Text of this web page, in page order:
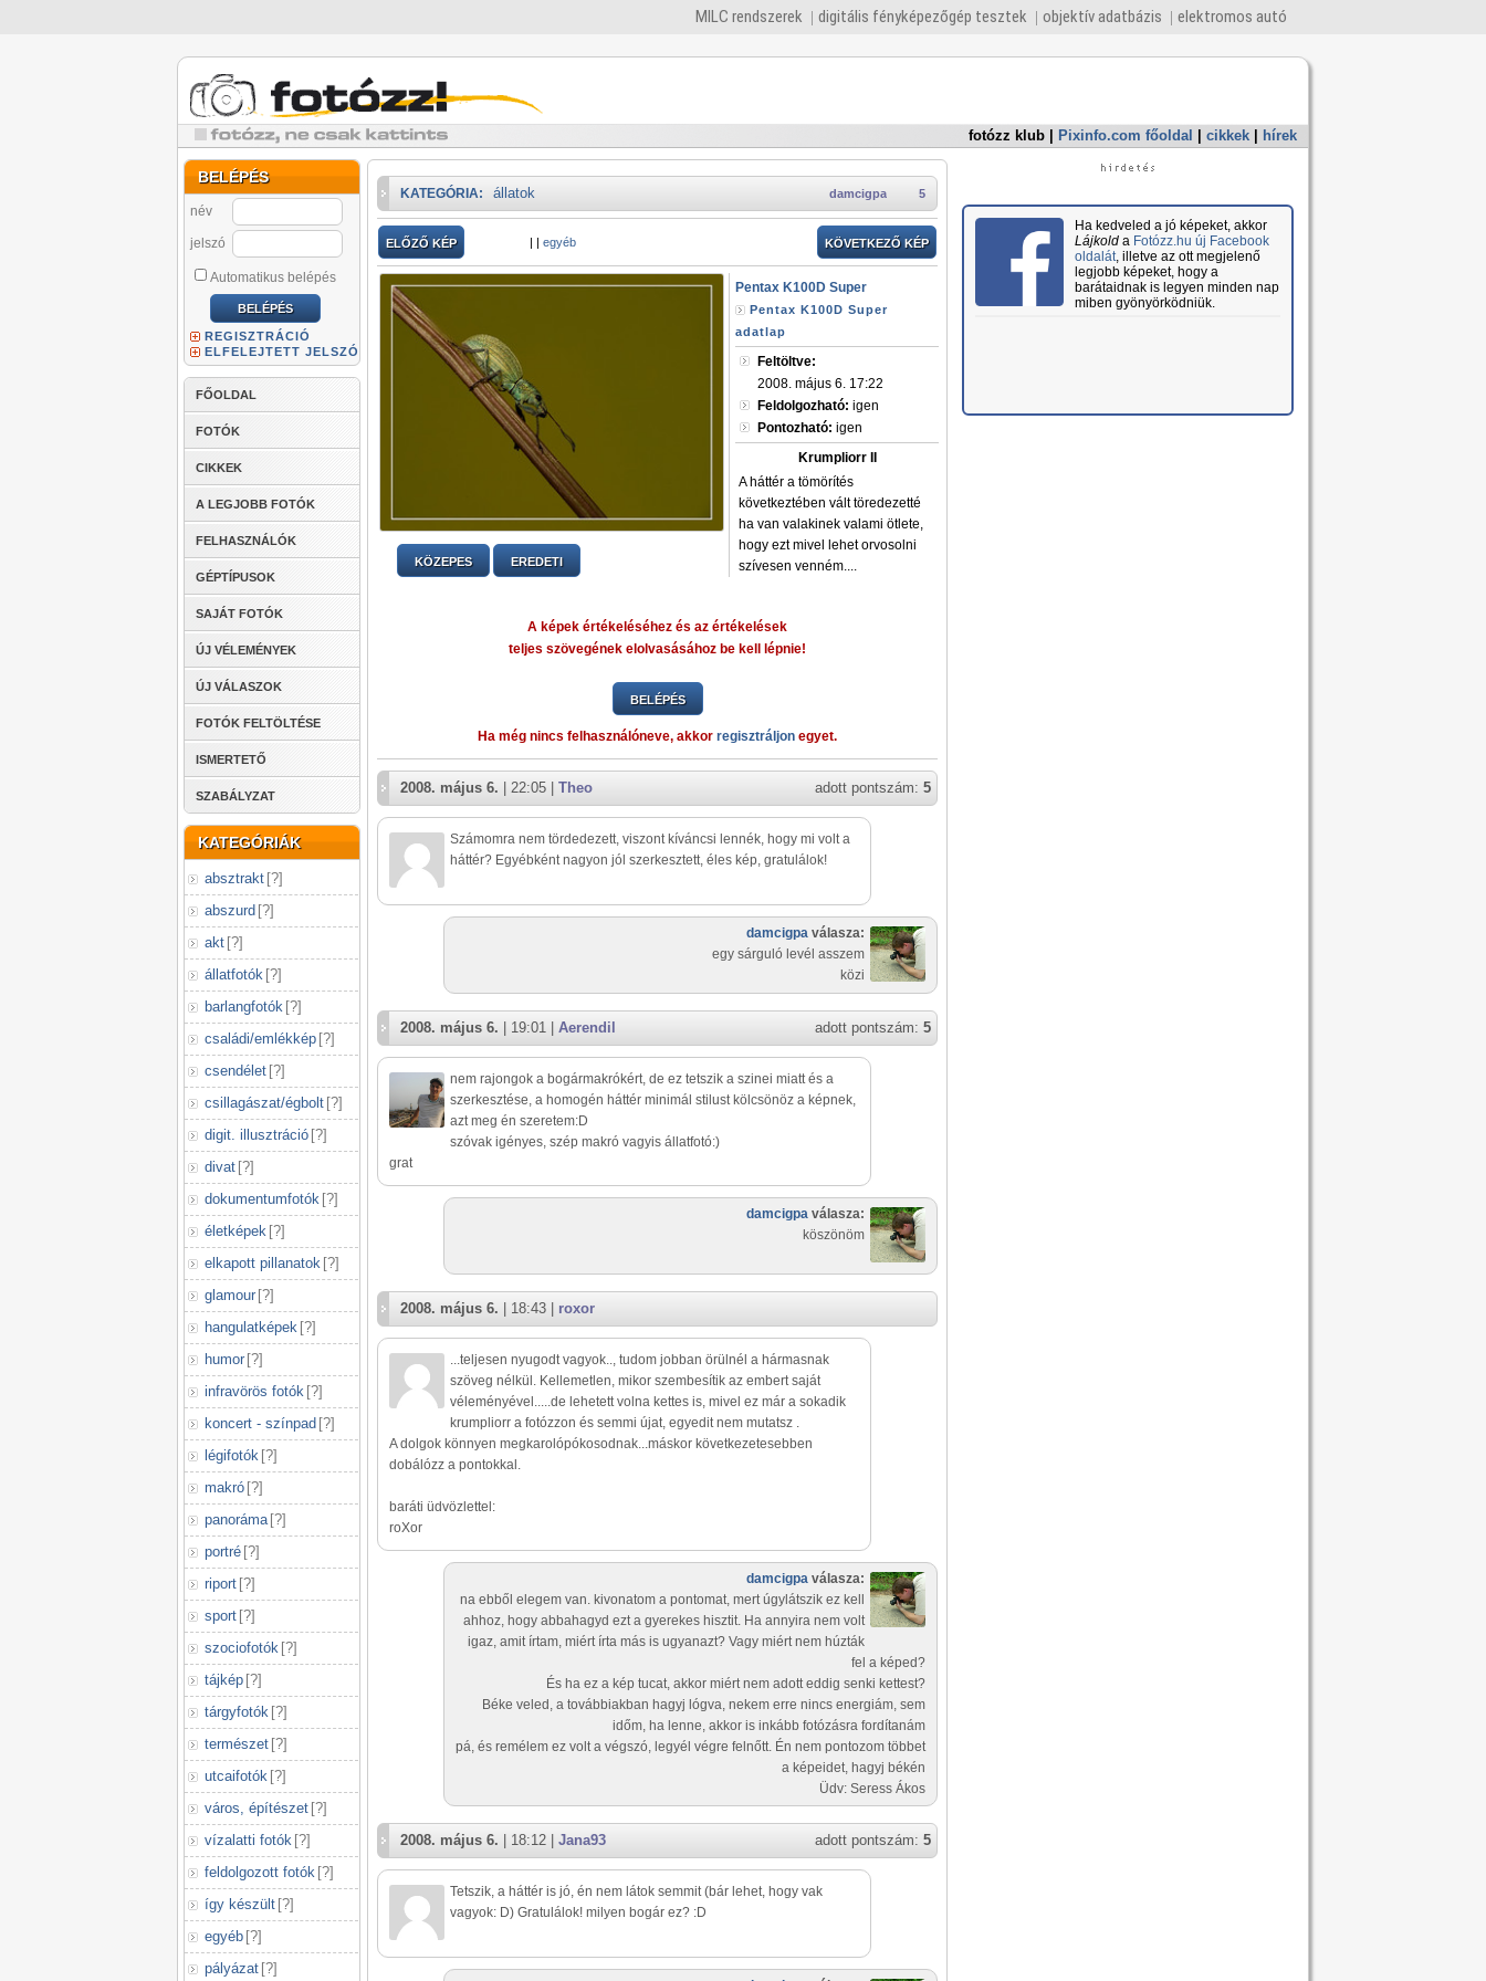
MILC rendszerek digitális fényképezőgép tesztek objektív adatbázis elektromos autó
fotózz klub Pixinfo.com főoldal cikkek hírek
BELÉPÉS
név
jelszó
Automatikus belépés
REGISZTRÁCIÓ
ELFELEJTETT JELSZÓ
FŐOLDAL
FOTÓK
CIKKEK
A LEGJOBB FOTÓK
FELHASZNÁLÓK
GÉPTÍPUSOK
SAJÁT FOTÓK
ÚJ VÉLEMÉNYEK
ÚJ VÁLASZOK
FOTÓK FELTÖLTÉSE
ISMERTETŐ
SZABÁLYZAT
KATEGÓRIÁK
absztrakt [?]
abszurd [?]
akt [?]
állatfotók [?]
barlangfotók [?]
családi/emlékkép [?]
csendélet [?]
csillagászat/égbolt [?]
digit. illusztráció [?]
divat [?]
dokumentumfotók [?]
életképek [?]
elkapott pillanatok [?]
glamour [?]
hangulatképek [?]
humor [?]
infravörös fotók [?]
koncert - színpad [?]
légifotók [?]
makró [?]
panoráma [?]
portré [?]
riport [?]
sport [?]
szociofotók [?]
tájkép [?]
tárgyfotók [?]
természet [?]
utcaifotók [?]
város, építészet [?]
vízalatti fotók [?]
feldolgozott fotók [?]
így készült [?]
egyéb [?]
pályázat [?]
5
damcigpa
KATEGÓRIA: állatok
ELŐZŐ KÉP | | egyéb KÖVETKEZŐ KÉP
KÖZEPES EREDETI
Pentax K100D Super
Pentax K100D Super
adatlap
Feltöltve:
2008. május 6. 17:22
Feldolgozható: igen
Pontozható: igen
Krumpliorr II
A háttér a tömörítés
következtében vált töredezetté
ha van valakinek valami ötlete,
hogy ezt mivel lehet orvosolni
szívesen venném....
A képek értékeléséhez és az értékelések
teljes szövegének elolvasásához be kell lépnie!
BELÉPÉS
Ha még nincs felhasználóneve, akkor regisztráljon egyet.
adott pontszám: 5
2008. május 6. | 22:05 | Theo
Számomra nem tördedezett, viszont kíváncsi lennék, hogy mi volt a
háttér? Egyébként nagyon jól szerkesztett, éles kép, gratulálok!
damcigpa válasza:
egy sárguló levél asszem
közi
adott pontszám: 5
2008. május 6. | 19:01 | Aerendil
nem rajongok a bogármakrókért, de ez tetszik a szinei miatt és a
szerkesztése, a homogén háttér minimál stilust kölcsönöz a képnek,
azt meg én szeretem:D
szóvak igényes, szép makró vagyis állatfotó:)
grat
damcigpa válasza:
köszönöm
2008. május 6. | 18:43 | roxor
...teljesen nyugodt vagyok.., tudom jobban örülnél a hármasnak
szöveg nélkül. Kellemetlen, mikor szembesítik az embert saját
véleményével.....de lehetett volna kettes is, mivel ez már a sokadik
krumpliorr a fotózzon és semmi újat, egyedit nem mutatsz .
A dolgok könnyen megkarolópókosodnak...máskor következetesebben
dobálózz a pontokkal.
baráti üdvözlettel:
roXor
damcigpa válasza:
na ebből elegem van. kivonatom a pontomat, mert úgylátszik ez kell
ahhoz, hogy abbahagyd ezt a gyerekes hisztit. Ha annyira nem volt
igaz, amit írtam, miért írta más is ugyanazt? Vagy miért nem húzták
fel a képed?
És ha ez a kép tucat, akkor miért nem adott eddig senki kettest?
Béke veled, a továbbiakban hagyj lógva, nekem erre nincs energiám, sem
időm, ha lenne, akkor is inkább fotózásra fordítanám
pá, és remélem ez volt a végszó, legyél végre felnőtt. Én nem pontozom többet
a képeidet, hagyj békén
Üdv: Seress Ákos
adott pontszám: 5
2008. május 6. | 18:12 | Jana93
Tetszik, a háttér is jó, én nem látok semmit (bár lehet, hogy vak
vagyok: D) Gratulálok! milyen bogár ez? :D
Ha kedveled a jó képeket, akkor
Lájkolda Fotózz.hu új Facebook
oldalát, illetve az ott megjelenő
legjobb képeket, hogy a
barátaidnak is legyen minden nap
miben gyönyörködniük.